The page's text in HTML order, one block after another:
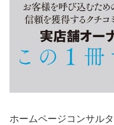
ホームページコンサル